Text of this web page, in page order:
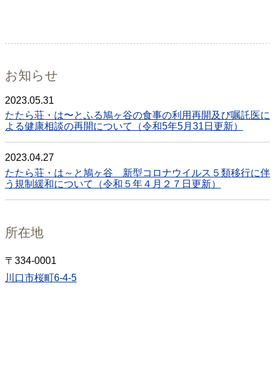
お知らせ
2023.05.31
たたら荘・は〜とふる鳩ヶ谷の食事の利用再開及び嘱託医に
よる健康相談の再開について（令和5年5月31日更新）
2023.04.27
たたら荘・は～と鳩ヶ谷 新型コロナウイルス５類移行に伴
う規制緩和について（令和５年４月２７日更新）
所在地
〒334-0001
川口市桜町6-4-5